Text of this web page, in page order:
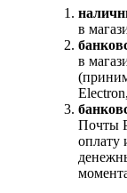
в
в
Почты
оплату